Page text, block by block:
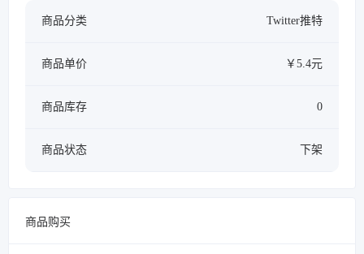
商品分类 Twitter推特
商品单价 ￥5.4元
商品库存 0
商品状态 下架
商品购买